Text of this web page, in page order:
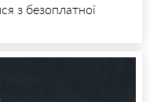
з безоплатної